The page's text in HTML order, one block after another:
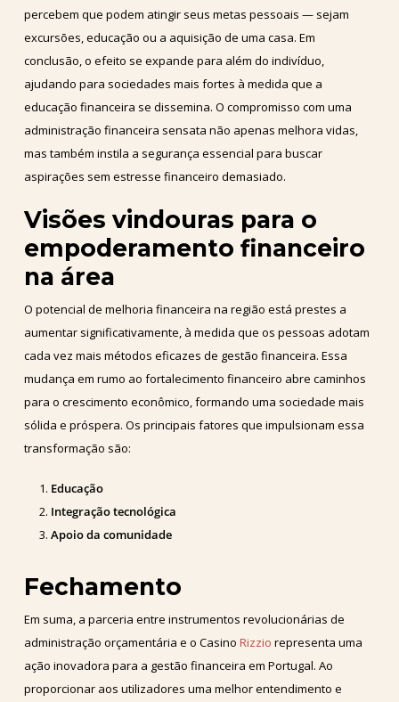
percebem que podem atingir seus metas pessoais — sejam
excursões, educação ou a aquisição de uma casa. Em
conclusão, o efeito se expande para além do indivíduo,
ajudando para sociedades mais fortes à medida que a
educação financeira se dissemina. O compromisso com uma
administração financeira sensata não apenas melhora vidas,
mas também instila a segurança essencial para buscar
aspirações sem estresse financeiro demasiado.
Visões vindouras para o
empoderamento financeiro
na área
O potencial de melhoria financeira na região está prestes a
aumentar significativamente, à medida que os pessoas adotam
cada vez mais métodos eficazes de gestão financeira. Essa
mudança em rumo ao fortalecimento financeiro abre caminhos
para o crescimento econômico, formando uma sociedade mais
sólida e próspera. Os principais fatores que impulsionam essa
transformação são:
Educação
Integração tecnológica
Apoio da comunidade
Fechamento
Em suma, a parceria entre instrumentos revolucionárias de
administração orçamentária e o Casino Rizzio representa uma
ação inovadora para a gestão financeira em Portugal. Ao
proporcionar aos utilizadores uma melhor entendimento e